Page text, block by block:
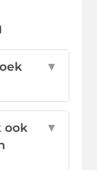
▼
ook
▼